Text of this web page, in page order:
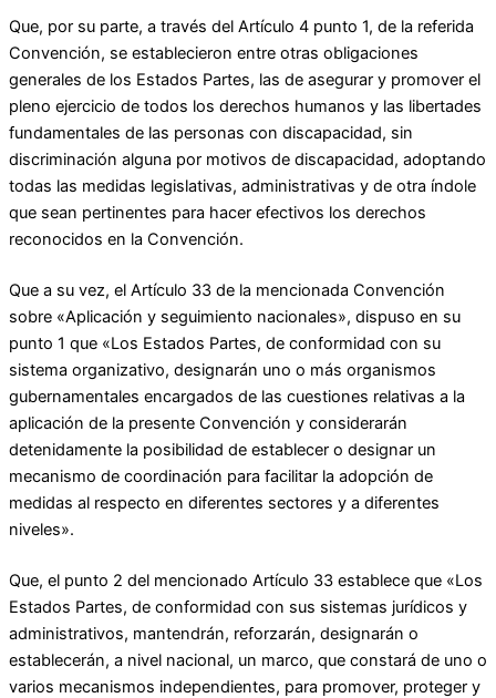
Que, por su parte, a través del Artículo 4 punto 1, de la referida
Convención, se establecieron entre otras obligaciones
generales de los Estados Partes, las de asegurar y promover el
pleno ejercicio de todos los derechos humanos y las libertades
fundamentales de las personas con discapacidad, sin
discriminación alguna por motivos de discapacidad, adoptando
todas las medidas legislativas, administrativas y de otra índole
que sean pertinentes para hacer efectivos los derechos
reconocidos en la Convención.
Que a su vez, el Artículo 33 de la mencionada Convención
sobre «Aplicación y seguimiento nacionales», dispuso en su
punto 1 que «Los Estados Partes, de conformidad con su
sistema organizativo, designarán uno o más organismos
gubernamentales encargados de las cuestiones relativas a la
aplicación de la presente Convención y considerarán
detenidamente la posibilidad de establecer o designar un
mecanismo de coordinación para facilitar la adopción de
medidas al respecto en diferentes sectores y a diferentes
niveles».
Que, el punto 2 del mencionado Artículo 33 establece que «Los
Estados Partes, de conformidad con sus sistemas jurídicos y
administrativos, mantendrán, reforzarán, designarán o
establecerán, a nivel nacional, un marco, que constará de uno o
varios mecanismos independientes, para promover, proteger y